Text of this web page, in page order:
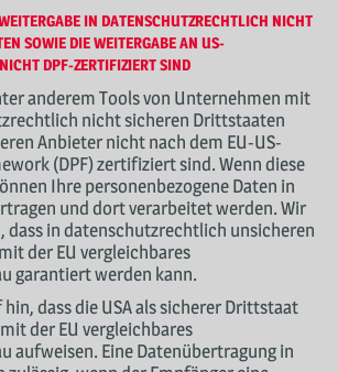
IN DATENSCHUTZRECHTLICH NICHT
SOWIE DIE WEITERGABE AN US-
DPF-ZERTIFIZIERT SIND
anderem Tools von Unternehmen mit
nicht sicheren Drittstaaten
Anbieter nicht nach dem EU-US-
(DPF) zertifiziert sind. Wenn diese
Ihre personenbezogene Daten in
und dort verarbeitet werden. Wir
dass in datenschutzrechtlich unsicheren
der EU vergleichbares
garantiert werden kann.
dass die USA als sicherer Drittstaat
der EU vergleichbares
aufweisen. Eine Datenübertragung in